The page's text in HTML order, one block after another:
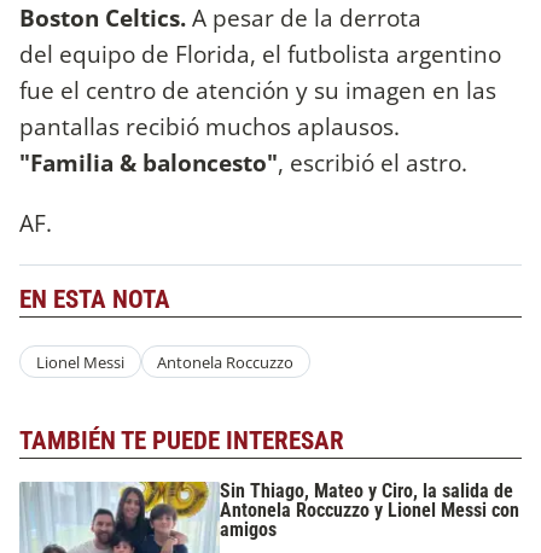
Boston Celtics.A pesar de la derrota
del equipo de Florida, el futbolista argentino
fue el centro de atención y su imagen en las
pantallas recibió muchos aplausos.
"Familia & baloncesto", escribió el astro.
AF.
EN ESTA NOTA
Lionel Messi Antonela Roccuzzo
TAMBIÉN TE PUEDE INTERESAR
Sin Thiago, Mateo y Ciro, la salida de
Antonela Roccuzzo y Lionel Messi con
amigos